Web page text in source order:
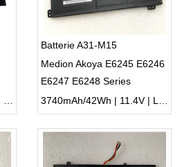
3896mAh/45Wh | 11.55V | Li-ion ...
Batterie A31-M15
Medion Akoya E6245 E6246
E6247 E6248 Series
3740mAh/42Wh | 11.4V | Li-ion ...